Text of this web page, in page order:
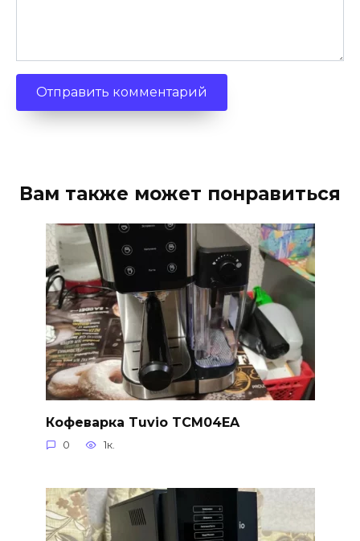
Вам также может понравиться
Кофеварка Tuvio TCM04EA
0 1к.